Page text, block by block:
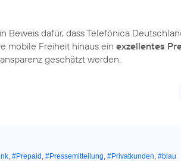
Beweis dafür, dass Telefónica
mobile Freiheit hinaus ein exzellentes
geschätzt werden.
, #Prepaid , #Pressemitteilung, #Privatkunden, #blau